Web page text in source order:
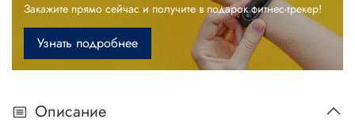
Закажите прямо сейчас и получите в подарок фитнес-трекер!
Узнать подробнее
Описание